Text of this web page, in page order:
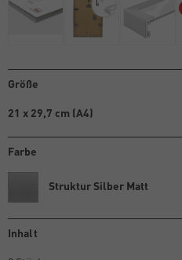
Größe
21 x 29,7 cm (A4)
Farbe
Struktur Silber Matt
Inhalt